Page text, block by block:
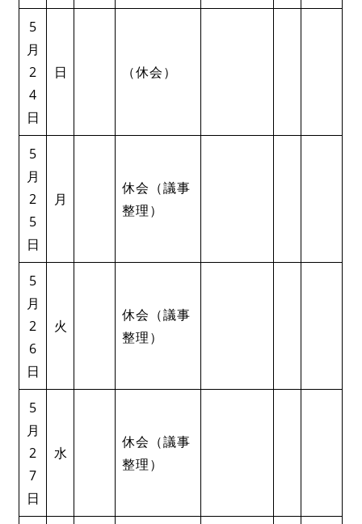
5
月
2
4
日
日 （休会）
5
月
2
5
日
月
休会（議事
整理）
5
月
2
6
日
火
休会（議事
整理）
5
月
2
7
日
水
休会（議事
整理）